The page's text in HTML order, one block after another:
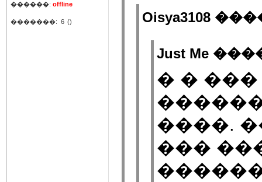
������: offline
�������: 6 () Oisya3108
Just Me
� �
����.
���